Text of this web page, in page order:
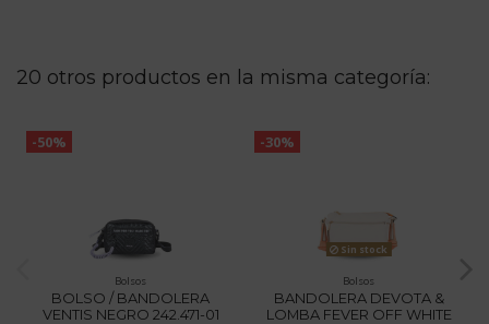
20 otros productos en la misma categoría:
-50%
Bolsos
BOLSO / BANDOLERA
VENTIS NEGRO 242.471-01
-30%
Sin stock
Bolsos
BANDOLERA DEVOTA &
LOMBA FEVER OFF WHITE